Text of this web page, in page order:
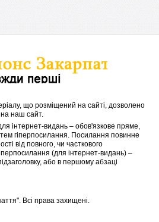
що розміщений на сайті, дозволено
наш сайт.
інтернет-видань – обов'язкове пряме,
гіперпосилання. Посилання повинне
від повного, чи часткового
(для інтернет-видань) –
або в першому абзаці
Всі права захищені.